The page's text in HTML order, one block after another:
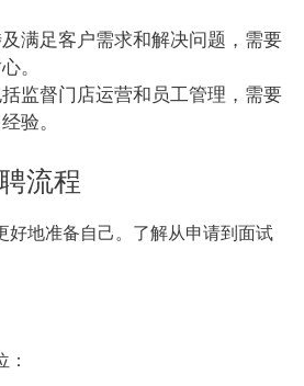
及满足客户需求和解决问题，需要
。
括监督门店运营和员工管理，需要
验。
流程
好地准备自己。了解从申请到面试